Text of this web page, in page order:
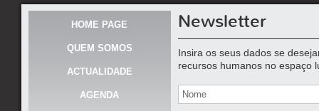
HOME PAGE
QUEM SOMOS
ACTUALIDADE
AGENDA
Newsletter
Insira os seus dados se
recursos humanos no espaço